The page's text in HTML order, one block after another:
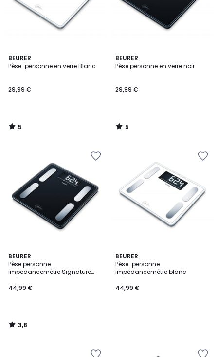
BEURER
Pèse-personne en verre Blanc
29,99 €
5
/
5
/
BEURER
Pèse personne en verre noir
29,99 €
5
/
5
/
BEURER
Pèse personne
impédancemètre Signature
44,99 €
3,8
/ 5
3,8
/
BEURER
Pèse-personne
impédancemètre blanc
44,99 €